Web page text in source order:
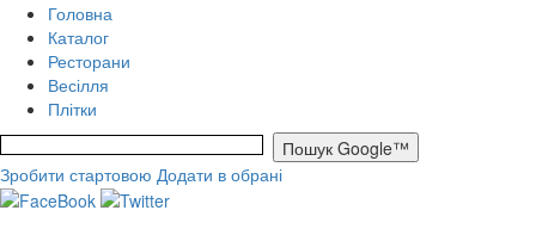
Головна
Каталог
Ресторани
Весілля
Плітки
Зробити стартовою Додати в обрані